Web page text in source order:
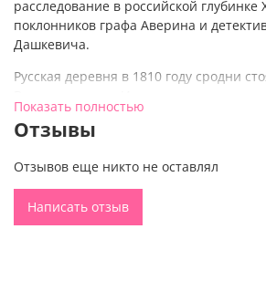
расследование в российской глубинке
поклонников графа Аверина и
Дашкевича.
Русская деревня в 1810 году сродни
Флоренций Листратов не знал, что
селе, к тому же обвиненный в убийстве.
Жителям деревни неведомо, почему
Обуховский шагнул в пылающий
Флоренция, единственное оружие
художника, записывают в
Показать полностью
Отзывы
Отзывов еще никто не оставлял
Написать отзыв